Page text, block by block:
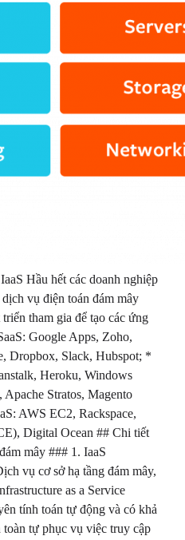
Hầu hết các doanh nghiệp
vụ điện toán đám mây
tham gia để tạo các ứng
Google Apps, Zoho,
Dropbox, Slack, Hubspot; *
Heroku, Windows
Stratos, Magento
AWS EC2, Rackspace,
Digital Ocean ## Chi tiết
mây ### 1. IaaS
vụ cơ sở hạ tầng đám mây,
as a Service
tính toán tự động và có khả
toàn tự phục vụ việc truy cập